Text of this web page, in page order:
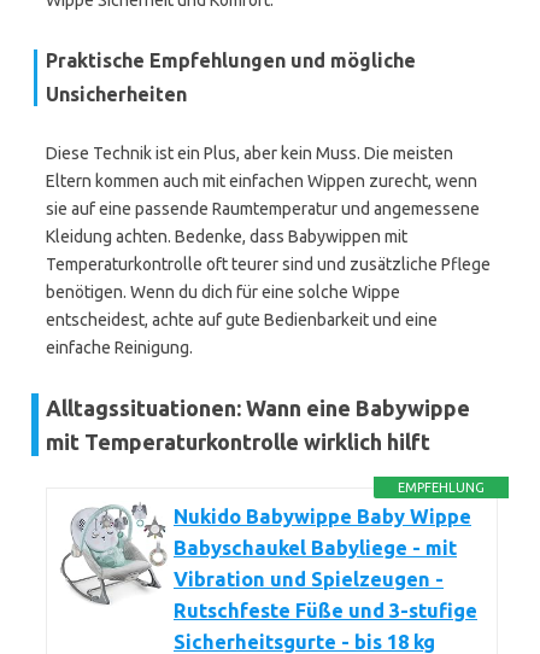
Praktische Empfehlungen und mögliche
Unsicherheiten
Diese Technik ist ein Plus, aber kein Muss. Die meisten
Eltern kommen auch mit einfachen Wippen zurecht, wenn
sie auf eine passende Raumtemperatur und angemessene
Kleidung achten. Bedenke, dass Babywippen mit
Temperaturkontrolle oft teurer sind und zusätzliche Pflege
benötigen. Wenn du dich für eine solche Wippe
entscheidest, achte auf gute Bedienbarkeit und eine
einfache Reinigung.
Alltagssituationen: Wann eine Babywippe
mit Temperaturkontrolle wirklich hilft
EMPFEHLUNG
Nukido Babywippe Baby Wippe
Babyschaukel Babyliege - mit
Vibration und Spielzeugen -
Rutschfeste Füße und 3-stufige
Sicherheitsgurte - bis 18 kg